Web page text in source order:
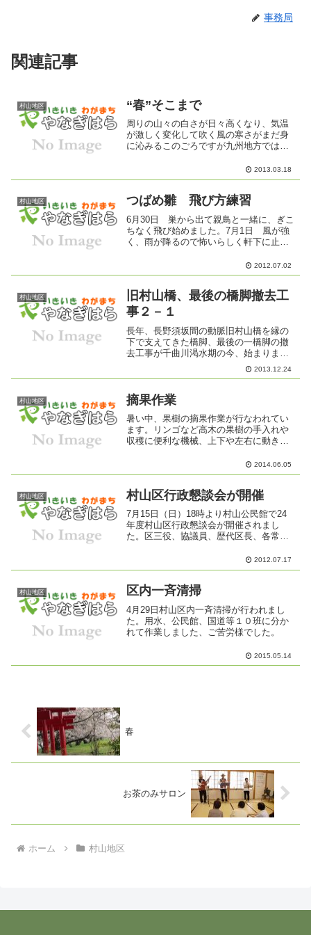
事務局
関連記事
村山地区 “春”そこまで
周りの山々の白さが日々高くなり、気温
が激しく変化して吹く風の寒さがまだ身
に沁みるこのごろですが九州地方では桜
だまだですが、庭に姫立金花の黄色の花
が開きました。
2013.03.18
村山地区 つばめ雛 飛び方練習
6月30日 巣から出て親鳥と一緒に、ぎこ
ちなく飛び始めました。7月1日 風が強
く、雨が降るので怖いらしく軒下に止ま
た。 もうすぐ、旅立つのか
な？
2012.07.02
村山地区
旧村山橋、最後の橋脚撤去工
事２－１
長年、長野須坂間の動脈旧村山橋を縁の
下で支えてきた橋脚、最後の一橋脚の撤
去工事が千曲川渇水期の今、始まりまし
2013.12.24
村山地区 摘果作業
暑い中、果樹の摘果作業が行なわれてい
ます。リンゴなど高木の果樹の手入れや
収穫に便利な機械、上下や左右に動きや
齢化のなかで樹の形を変えず作業を行う
ことができます。
2014.06.05
村山地区 村山区行政懇談会が開催
7月15日（日）18時より村山公民館で24
年度村山区行政懇談会が開催されまし
た。区三役、協議員、歴代区長、各常会
祉協議会前会長、山口柳原少年育成会会
長、各種団体代表の皆様に出席いただ
2012.07.17
村山地区 区内一斉清掃
4月29日村山区内一斉清掃が行われまし
た。用水、公民館、国道等１０班に分か
れて作業しました、ご苦労様でした。
2015.05.14
春
お茶のみサロン
ホーム 村山地区